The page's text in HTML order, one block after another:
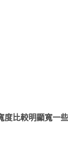
度比較明顯寬一